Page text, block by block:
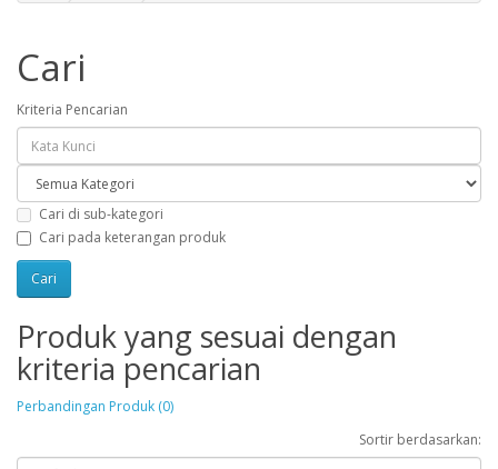
Cari
Kriteria Pencarian
Cari di sub-kategori
Cari pada keterangan produk
Produk yang sesuai dengan
kriteria pencarian
Perbandingan Produk (0)
Sortir berdasarkan: